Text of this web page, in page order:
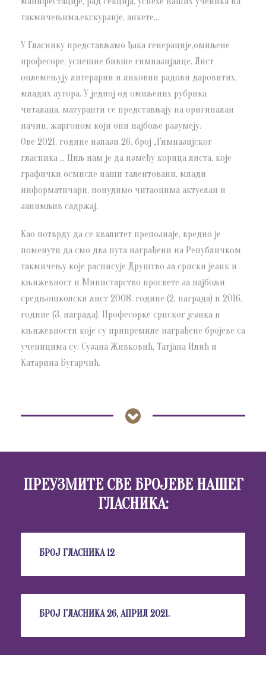
такмичењима,екскурзије, анкете…
У Гласнику представљамо ђака генерације,омиљене
професоре, успешне бивше гимназијалце. Лист
оплемењују литерарни и ликовни радови даровитих,
младих аутора. У једној од омиљених рубрика
читалаца, матуранти се представљају на оригиналан
начин, жаргоном који они најбоље разумеју.
Ове 2021. године излази 26. број „Гимназијског
гласника „. Циљ нам је да између корица листа, које
графички осмисле наши талентовани, млади
информатичари, понудимо читаоцима актуелан и
занимљив садржај.
Као потврду да се квалитет препознаје, вредно је
поменути да смо два пута награђени на Републичком
такмичењу које расписује Друштво за српски језик и
књижевност и Министарство просвете за најбољи
средњошколски лист 2008. године (2. награда) и 2016.
године (3. награда). Професорке српског језика и
књижевности које су припремиле награђене бројеве са
ученицима су: Сузана Живковић, Татјана Илић и
Катарина Бугарчић.
ПРЕУЗМИТЕ СВЕ БРОЈЕВЕ НАШЕГ
ГЛАСНИКА:
БРОЈ ГЛАСНИКА 12
БРОЈ ГЛАСНИКА 26, АПРИЛ 2021.